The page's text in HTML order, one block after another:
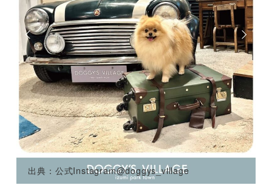
出典：公式Instagram@doggys_village